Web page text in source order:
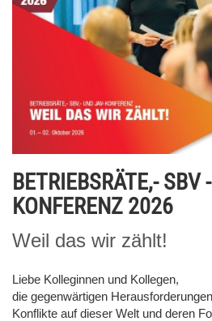
BETRIEBSRÄTE,- SBV
KONFERENZ 2026
Weil das wir zählt!
Liebe Kolleginnen und Kollegen,
die gegenwärtigen
Konflikte auf dieser Welt und deren